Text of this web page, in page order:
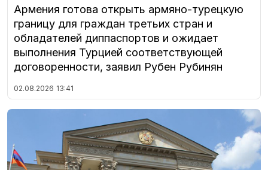
Армения готова открыть армяно-турецкую
границу для граждан третьих стран и
обладателей диппаспортов и ожидает
выполнения Турцией соответствующей
договоренности, заявил Рубен Рубинян
02.08.2026 13:41